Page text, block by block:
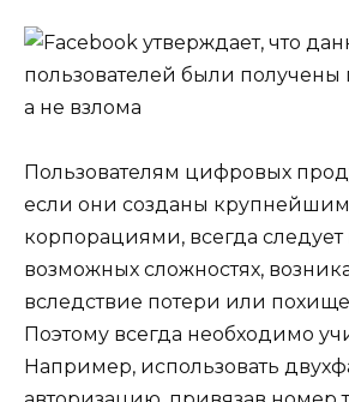
Пользователям цифровых
если они созданы
корпорациями, всегда
возможных сложностях,
вследствие потери или
Поэтому всегда необходимо
Например, использовать